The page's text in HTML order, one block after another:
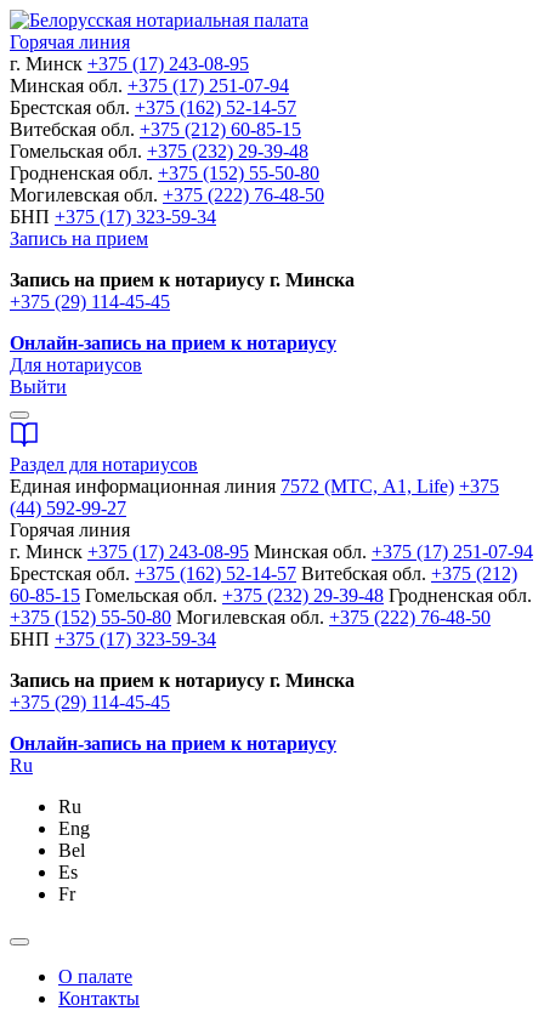
Горячая линия
г. Минск +375 (17) 243-08-95
Минская обл. +375 (17) 251-07-94
Брестская обл. +375 (162) 52-14-57
Витебская обл. +375 (212) 60-85-15
Гомельская обл. +375 (232) 29-39-48
Гродненская обл. +375 (152) 55-50-80
Могилевская обл. +375 (222) 76-48-50
БНП +375 (17) 323-59-34
Запись на прием
Запись на прием к нотариусу г. Минска
+375 (29) 114-45-45
Онлайн-запись на прием к нотариусу
Для нотариусов
Выйти
Раздел для нотариусов
Единая информационная линия 7572 (МТС, A1, Life) +375
(44) 592-99-27
Горячая линия
г. Минск +375 (17) 243-08-95 Минская обл. +375 (17) 251-07-94
Брестская обл. +375 (162) 52-14-57 Витебская обл. +375 (212)
60-85-15 Гомельская обл. +375 (232) 29-39-48 Гродненская обл.
+375 (152) 55-50-80 Могилевская обл. +375 (222) 76-48-50
БНП +375 (17) 323-59-34
Запись на прием к нотариусу г. Минска
+375 (29) 114-45-45
Онлайн-запись на прием к нотариусу
Ru
Ru
Eng
Bel
Es
Fr
О палате
Контакты